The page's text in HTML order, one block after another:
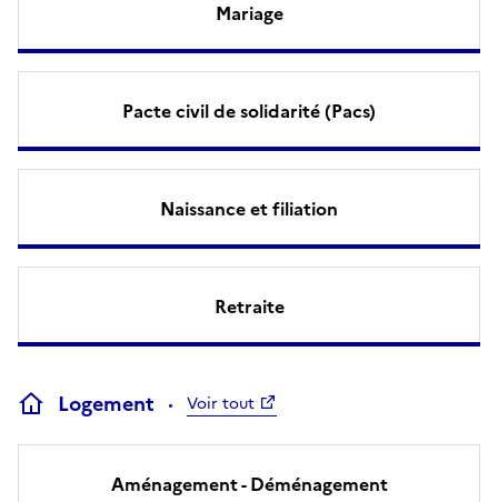
Mariage
Pacte civil de solidarité (Pacs)
Naissance et filiation
Retraite
Logement Voir tout
Aménagement - Déménagement